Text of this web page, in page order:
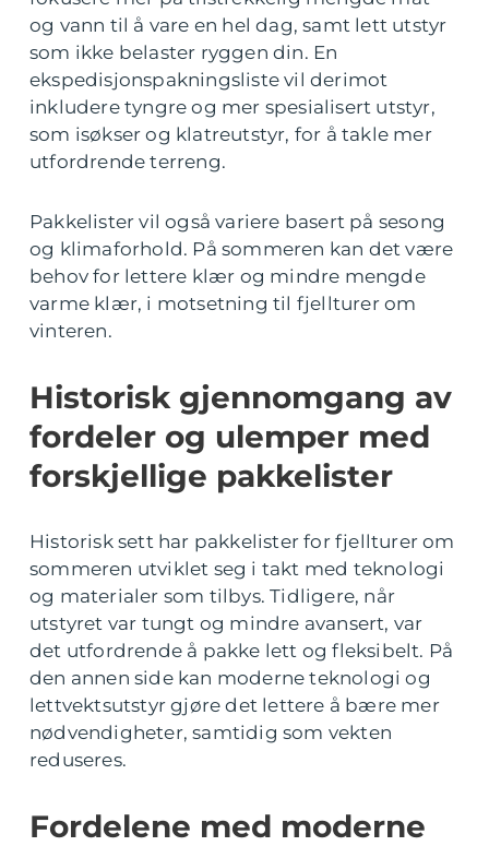
og vann til å vare en hel dag, samt lett utstyr
som ikke belaster ryggen din. En
ekspedisjonspakningsliste vil derimot
inkludere tyngre og mer spesialisert utstyr,
som isøkser og klatreutstyr, for å takle mer
utfordrende terreng.
Pakkelister vil også variere basert på sesong
og klimaforhold. På sommeren kan det være
behov for lettere klær og mindre mengde
varme klær, i motsetning til fjellturer om
vinteren.
Historisk gjennomgang av
fordeler og ulemper med
forskjellige pakkelister
Historisk sett har pakkelister for fjellturer om
sommeren utviklet seg i takt med teknologi
og materialer som tilbys. Tidligere, når
utstyret var tungt og mindre avansert, var
det utfordrende å pakke lett og fleksibelt. På
den annen side kan moderne teknologi og
lettvektsutstyr gjøre det lettere å bære mer
nødvendigheter, samtidig som vekten
reduseres.
Fordelene med moderne